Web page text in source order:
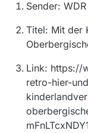
Sender: WDR
Titel: Mit der
Link: https://
retro-hier-